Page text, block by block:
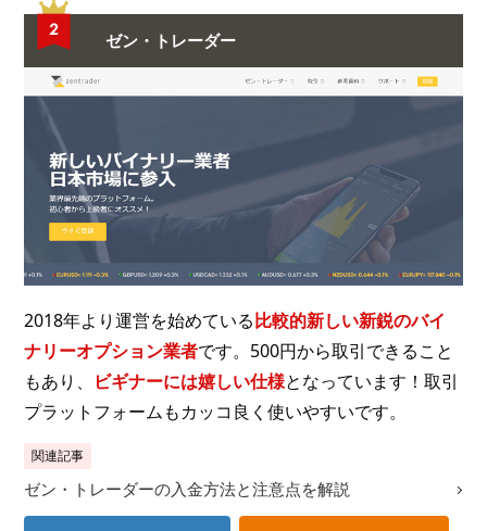
ゼン・トレーダー
2018年より運営を始めている比較的新しい新鋭のバイ
ナリーオプション業者です。500円から取引できること
もあり、
ビギナーには嬉しい仕様となっています！取引
プラットフォームもカッコ良く使いやすいです。
関連記事
ゼン・トレーダーの入金方法と注意点を解説